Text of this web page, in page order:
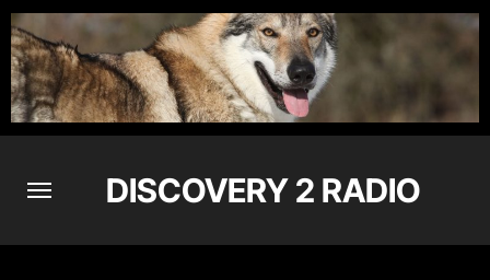
Skip
to
content
DISCOVERY 2 RADIO